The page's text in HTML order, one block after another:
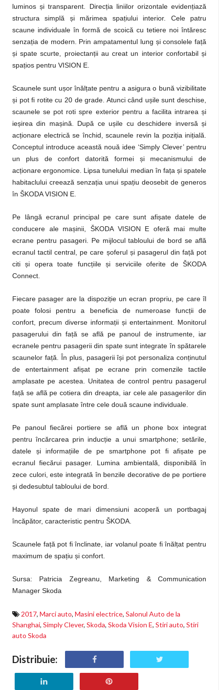
luminos și transparent. Direcția liniilor orizontale evidențiază
structura simplă și mărimea spațiului interior. Cele patru
scaune individuale în formă de scoică cu tetiere noi întăresc
senzația de modern. Prin ampatamentul lung și consolele față
și spate scurte, proiectanții au creat un interior confortabil și
spațios pentru VISION E.
Scaunele sunt ușor înălțate pentru a asigura o bună vizibilitate
și pot fi rotite cu 20 de grade. Atunci când ușile sunt deschise,
scaunele se pot roti spre exterior pentru a facilita intrarea și
ieșirea din mașină. După ce ușile cu deschidere inversă și
acționare electrică se închid, scaunele revin la poziția inițială.
Conceptul introduce această nouă idee ‘Simply Clever’ pentru
un plus de confort datorită formei și mecanismului de
acționare ergonomice. Lipsa tunelului median în fața și spatele
habitaclului creează senzația unui spațiu deosebit de generos
în ŠKODA VISION E.
Pe lângă ecranul principal pe care sunt afișate datele de
conducere ale mașinii, ŠKODA VISION E oferă mai multe
ecrane pentru pasageri. Pe mijlocul tabloului de bord se află
ecranul tactil central, pe care șoferul și pasagerul din față pot
citi și opera toate funcțiile și serviciile oferite de ŠKODA
Connect.
Fiecare pasager are la dispoziție un ecran propriu, pe care îl
poate folosi pentru a beneficia de numeroase funcții de
confort, precum diverse informații și entertainment. Monitorul
pasagerului din față se află pe panoul de instrumente, iar
ecranele pentru pasagerii din spate sunt integrate în spătarele
scaunelor față. În plus, pasagerii își pot personaliza conținutul
de entertainment afișat pe ecrane prin comenzile tactile
amplasate pe acestea. Unitatea de control pentru pasagerul
față se află pe cotiera din dreapta, iar cele ale pasagerilor din
spate sunt amplasate între cele două scaune individuale.
Pe panoul fiecărei portiere se află un phone box integrat
pentru încărcarea prin inducție a unui smartphone; setările,
datele și informațiile de pe smartphone pot fi afișate pe
ecranul fiecărui pasager. Lumina ambientală, disponibilă în
zece culori, este integrată în benzile decorative de pe portiere
și dedesubtul tabloului de bord.
Hayonul spate de mari dimensiuni acoperă un portbagaj
încăpător, caracteristic pentru ŠKODA.
Scaunele față pot fi înclinate, iar volanul poate fi înălțat pentru
maximum de spațiu și confort.
Sursa: Patricia Zegreanu, Marketing & Communication
Manager Skoda
2017, Marci auto, Masini electrice, Salonul Auto de la
Shanghai, Simply Clever, Skoda, Skoda Vision E, Stiri auto, Stiri
auto Skoda
Distribuie: